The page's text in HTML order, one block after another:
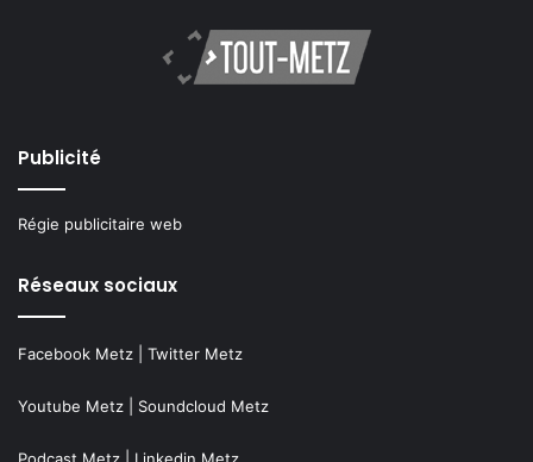
Publicité
Régie publicitaire web
Réseaux sociaux
Facebook Metz Twitter Metz
Youtube Metz Soundcloud Metz